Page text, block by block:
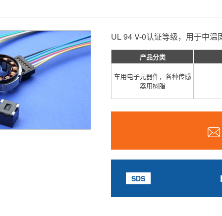
UL 94 V-0认证等级，用于中温
产品分类
车用电子元器件，各种传感
器用树脂